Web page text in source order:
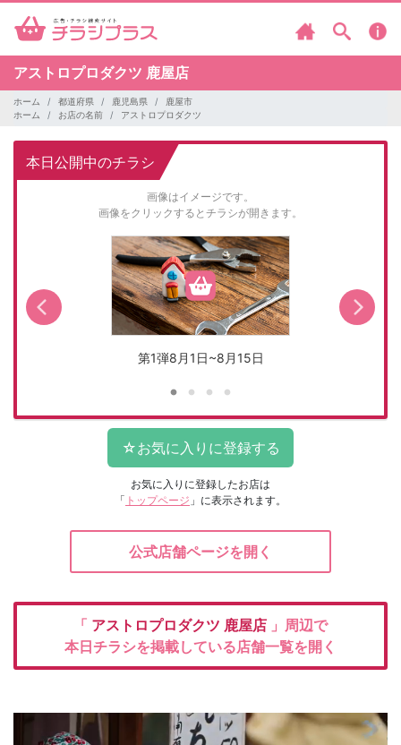
アストロプロダクツ 鹿屋店
ホーム 都道府県 鹿児島県
鹿屋市
ホーム
お店の名前 アストロプロダクツ
本日公開中のチラシ
画像はイメージです。
画像をクリックするとチラシが開きます。
第1弾8月1日~8月15日
お気に入りに登録したお店は
「 トップページ 」に表示されます。
公式店舗ページを開く
「 アストロプロダクツ 鹿屋店 」周辺で
本日チラシを掲載している店舗一覧を開く